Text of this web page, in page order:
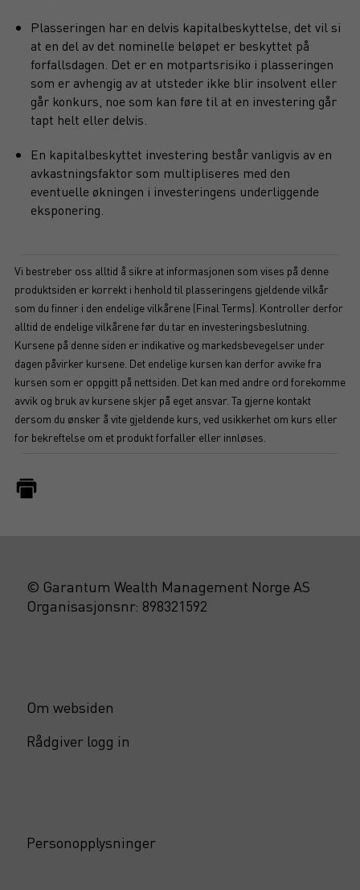
Plasseringen har en delvis kapitalbeskyttelse, det vil si
at en del av det nominelle beløpet er beskyttet på
forfallsdagen. Det er en motpartsrisiko i plasseringen
som er avhengig av at utsteder ikke blir insolvent eller
går konkurs, noe som kan føre til at en investering går
tapt helt eller delvis.
En kapitalbeskyttet investering består vanligvis av en
avkastningsfaktor som multipliseres med den
eventuelle økningen i investeringens underliggende
eksponering.
Vi bestreber oss alltid å sikre at informasjonen som vises på denne
produktsiden er korrekt i henhold til plasseringens gjeldende vilkår
som du finner i den endelige vilkårene (Final Terms). Kontroller derfor
alltid de endelige vilkårene før du tar en investeringsbeslutning.
Kursene på denne siden er indikative og markedsbevegelser under
dagen påvirker kursene. Det endelige kursen kan derfor avvike fra
kursen som er oppgitt på nettsiden. Det kan med andre ord forekomme
avvik og bruk av kursene skjer på eget ansvar. Ta gjerne kontakt
dersom du ønsker å vite gjeldende kurs, ved usikkerhet om kurs eller
for bekreftelse om et produkt forfaller eller innløses.
© Garantum Wealth Management Norge AS
Organisasjonsnr: 898321592
Om websiden
Rådgiver logg in
Personopplysninger